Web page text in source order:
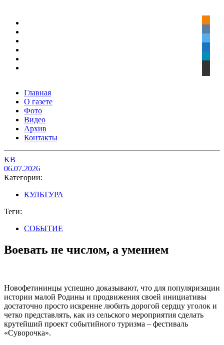
Главная
О газете
Фото
Видео
Архив
Контакты
KB
06.07.2026
Категории:
КУЛЬТУРА
Теги:
СОБЫТИЕ
Воевать не числом, а умением
Новофетининцы успешно доказывают, что для популяризации
истории малой Родины и продвижения своей инициативы
достаточно просто искренне любить дорогой сердцу уголок и
четко представлять, как из сельского мероприятия сделать
крутейший проект событийного туризма – фестиваль
«Суворочка».